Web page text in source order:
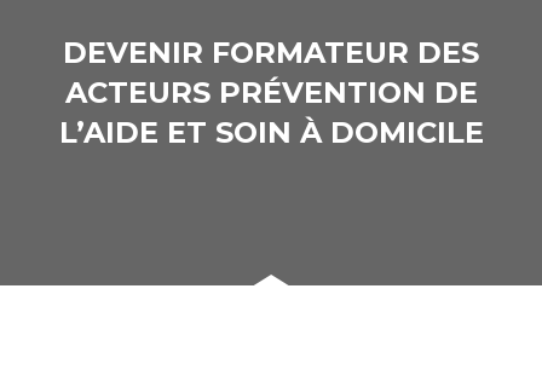
DEVENIR FORMATEUR DES
ACTEURS PRÉVENTION DE
L’AIDE ET SOIN À DOMICILE